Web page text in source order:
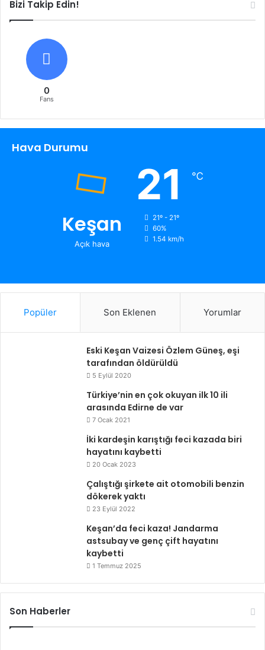
Bizi Takip Edin!
0
Fans
Hava Durumu
Keşan
Açık hava
21 ℃
21º - 21º
60%
1.54 km/h
Popüler Son Eklenen Yorumlar
Eski Keşan Vaizesi Özlem Güneş, eşi
tarafından öldürüldü
5 Eylül 2020
Türkiye’nin en çok okuyan ilk 10 ili
arasında Edirne de var
7 Ocak 2021
İki kardeşin karıştığı feci kazada biri
hayatını kaybetti
20 Ocak 2023
Çalıştığı şirkete ait otomobili benzin
dökerek yaktı
23 Eylül 2022
Keşan’da feci kaza! Jandarma
astsubay ve genç çift hayatını
kaybetti
1 Temmuz 2025
Son Haberler